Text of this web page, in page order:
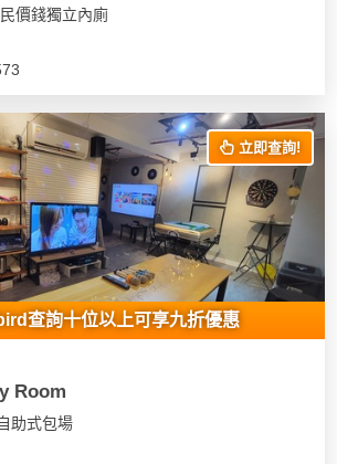
價錢獨立內廁
立即查詢!
查詢十位以上可享九折優惠
Room
助式包場